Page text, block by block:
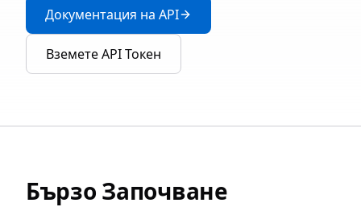
Документация на API
Вземете API Токен
Бързо Започване